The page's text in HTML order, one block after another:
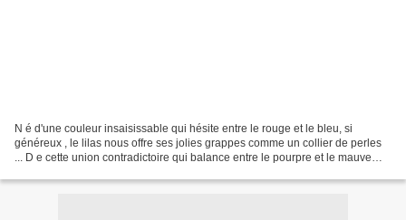
N é d'une couleur insaisissable qui hésite entre le rouge et le bleu, si
généreux , le lilas nous offre ses jolies grappes comme un collier de perles
... D e cette union contradictoire qui balance entre le pourpre et le mauve